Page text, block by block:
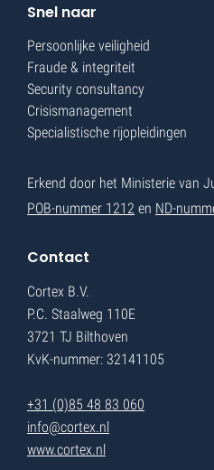
Snel naar
Persoonlijke veiligheid
Fraude & integriteit
Security consultancy
Crisismanagement
Specialistische rijopleidingen
Erkend door het Ministerie van
POB-nummer 1212 en ND-
Contact
Cortex B.V.
P.C. Staalweg 110E
3721 TJ Bilthoven
KvK-nummer: 32141105
+31 (0)85 48 83 060
info@cortex.nl
www.cortex.nl